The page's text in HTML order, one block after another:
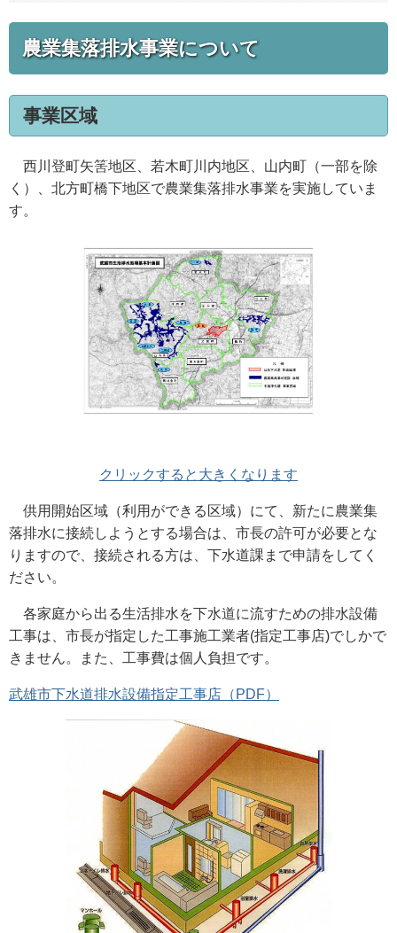
農業集落排水事業について
事業区域
西川登町矢筈地区、若木町川内地区、山内町（一部を除
く）、北方町橋下地区で農業集落排水事業を実施していま
す。
クリックすると大きくなります
供用開始区域（利用ができる区域）にて、新たに農業集
落排水に接続しようとする場合は、市長の許可が必要とな
りますので、接続される方は、下水道課まで申請をしてく
ださい。
各家庭から出る生活排水を下水道に流すための排水設備
工事は、市長が指定した工事施工業者(指定工事店)でしかで
きません。また、工事費は個人負担です。
武雄市下水道排水設備指定工事店（PDF）